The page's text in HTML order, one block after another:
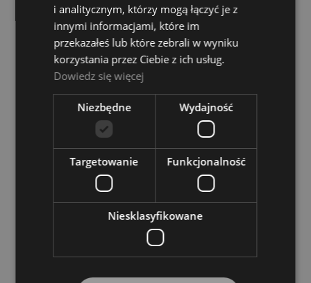
Wysyłka w: 24 godziny
od 14,00 zł - InPost Paczkomaty 24/7
Cena nie zawiera ewentualnych kosztów płatnościsprawdź formy dostawy
OPIS
Wymienna cewka drgająca do różnych typów
pierścieniowych i tubowych głośników wysokotonowych.
Wymienna cewka drgająca
Odpowiednia do MHD-182/RD.
KOSZTY DOSTAWY
CENA NIE ZAWIERA EWENTUALNYCH KOSZTÓW PŁATNOŚCI
i analitycznym, którzy mogą łączyć je z
innymi informacjami, które im
przekazałeś lub które zebrali w wyniku
korzystania przez Ciebie z ich usług.
Dowiedz się więcej
Niezbędne Wydajność
Targetowanie Funkcjonalność
Niesklasyfikowane